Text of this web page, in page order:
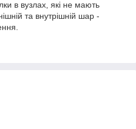
в вузлах, які не мають
та внутрішній шар -